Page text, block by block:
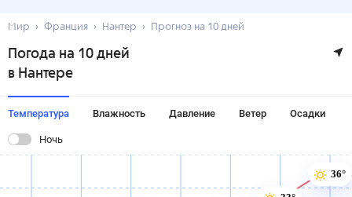
Мир Франция Нантер Прогноз на 10 дней
Погода на 10 дней
в Нантере
Температура Влажность Давление Ветер Осадки
Ночь
36°